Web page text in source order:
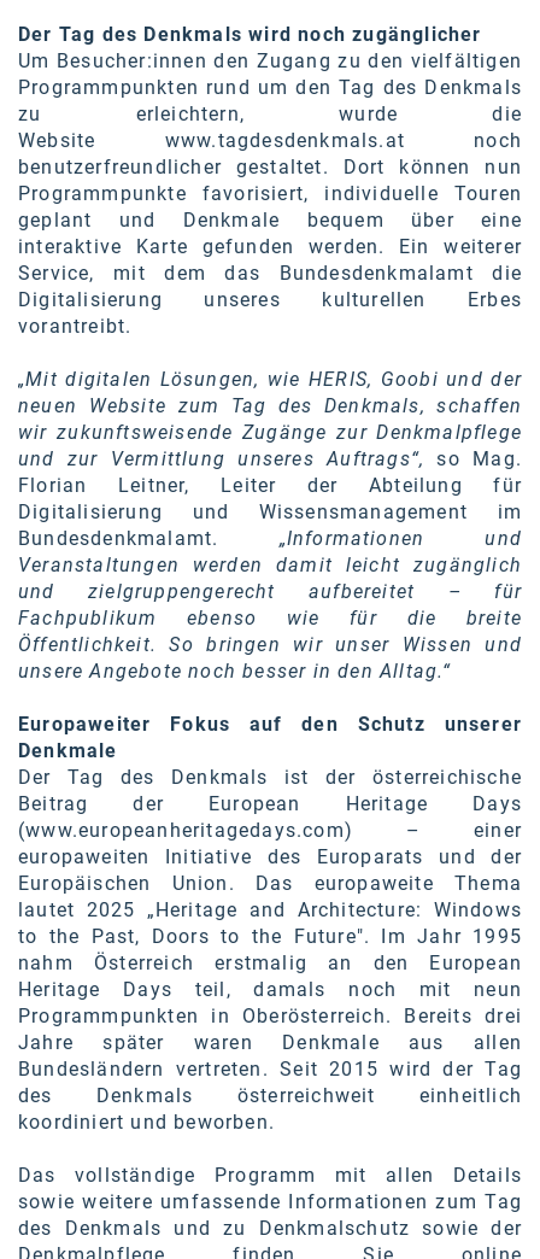
Der Tag des Denkmals wird noch zugänglicher
Um Besucher:innen den Zugang zu den vielfältigen
Programmpunkten rund um den Tag des Denkmals
zu erleichtern, wurde die
Website www.tagdesdenkmals.at noch
benutzerfreundlicher gestaltet. Dort können nun
Programmpunkte favorisiert, individuelle Touren
geplant und Denkmale bequem über eine
interaktive Karte gefunden werden. Ein weiterer
Service, mit dem das Bundesdenkmalamt die
Digitalisierung unseres kulturellen Erbes
vorantreibt.
„Mit digitalen Lösungen, wie HERIS, Goobi und der
neuen Website zum Tag des Denkmals, schaffen
wir zukunftsweisende Zugänge zur Denkmalpflege
und zur Vermittlung unseres Auftrags“,
so Mag.
Florian Leitner, Leiter der Abteilung für
Digitalisierung und Wissensmanagement im
Bundesdenkmalamt. „Informationen und
Veranstaltungen werden damit leicht zugänglich
und zielgruppengerecht aufbereitet – für
Fachpublikum ebenso wie für die breite
Öffentlichkeit. So bringen wir unser Wissen und
unsere Angebote noch besser in den Alltag.“
Europaweiter Fokus auf den Schutz unserer
Denkmale
Der Tag des Denkmals ist der österreichische
Beitrag der European Heritage Days
(www.europeanheritagedays.com) – einer
europaweiten Initiative des Europarats und der
Europäischen Union. Das europaweite Thema
lautet 2025 „Heritage and Architecture: Windows
to the Past, Doors to the Future". Im Jahr 1995
nahm Österreich erstmalig an den European
Heritage Days teil, damals noch mit neun
Programmpunkten in Oberösterreich. Bereits drei
Jahre später waren Denkmale aus allen
Bundesländern vertreten. Seit 2015 wird der Tag
des Denkmals österreichweit einheitlich
koordiniert und beworben.
Das vollständige Programm mit allen Details
sowie weitere umfassende Informationen zum Tag
des Denkmals und zu Denkmalschutz sowie der